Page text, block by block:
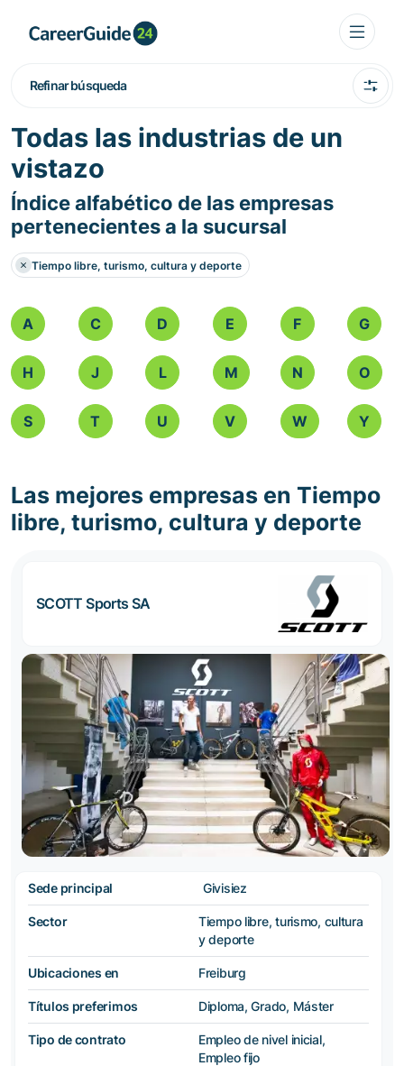
Refinar búsqueda
Todas las industrias de un
vistazo
Índice alfabético de las empresas
pertenecientes a la sucursal
Tiempo libre, turismo, cultura y deporte
A C D E F G
H J L M N O
S T U V W Y
Las mejores empresas en Tiempo
libre, turismo, cultura y deporte
SCOTT Sports SA
Sede principal Givisiez
Sector
Tiempo libre, turismo, cultura
y deporte
Ubicaciones en Freiburg
Títulos preferimos Diploma, Grado, Máster
Tipo de contrato
Empleo de nivel inicial,
Empleo fijo